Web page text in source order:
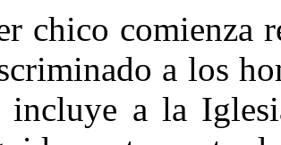
chico comienza
a los
incluye a la